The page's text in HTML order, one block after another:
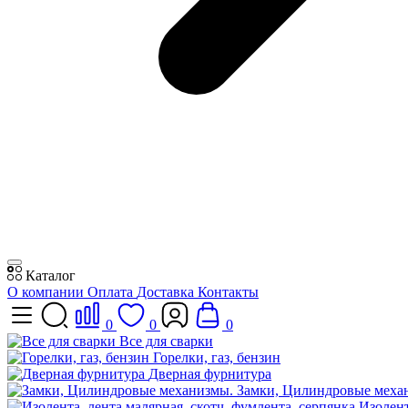
Каталог
О компании Оплата Доставка Контакты
0 0
0
Все для сварки
Горелки, газ, бензин
Дверная фурнитура
Замки, Цилиндровые